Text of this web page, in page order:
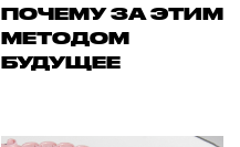
ПОЧЕМУ ЗА ЭТИМ
МЕТОДОМ
БУДУЩЕЕ